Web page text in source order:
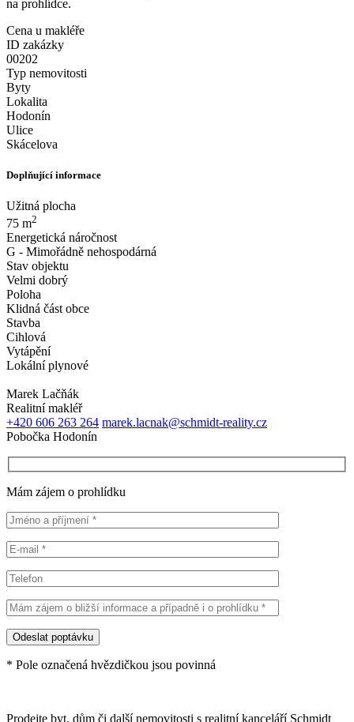
na prohlídce.
Cena u makléře
ID zakázky
00202
Typ nemovitosti
Byty
Lokalita
Hodonín
Ulice
Skácelova
Doplňující informace
Užitná plocha
75 m2
Energetická náročnost
G - Mimořádně nehospodárná
Stav objektu
Velmi dobrý
Poloha
Klidná část obce
Stavba
Cihlová
Vytápění
Lokální plynové
Marek Lačňák
Realitní makléř
+420 606 263 264 marek.lacnak@schmidt-reality.cz
Pobočka Hodonín
Mám zájem o prohlídku
* Pole označená hvězdičkou jsou povinná
Prodejte byt, dům či další nemovitosti s realitní kanceláří Schmidt